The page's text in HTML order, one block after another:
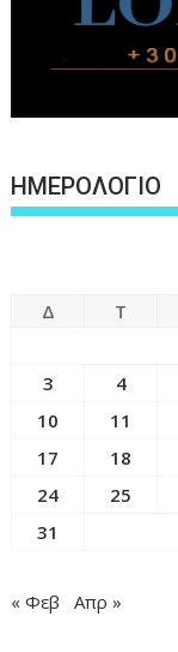
ΗΜΕΡΟΛΟΓΙΟ
Δ Τ
3
4
10
11
17
18
24
25
31
« Φεβ Απρ »